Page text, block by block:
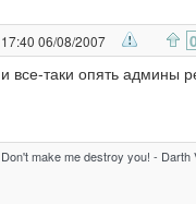
17:40 06/08/2007 0
и все-таки опять админы
Don't make me destroy you! - Darth